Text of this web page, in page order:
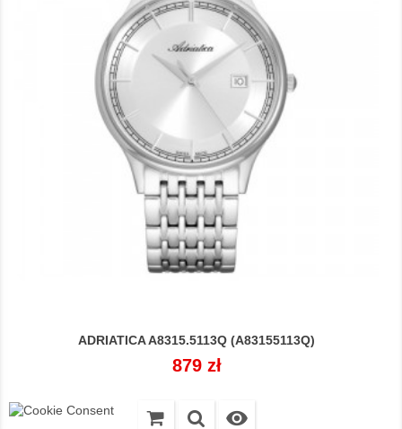
ADRIATICA A8315.5113Q (A83155113Q)
Cena
879 zł
